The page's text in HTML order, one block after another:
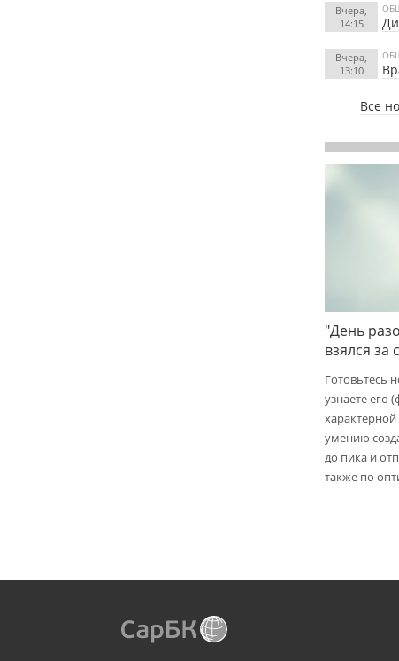
Вчера,
14:15
Вчера,
13:10
Все
"День
взялся за
Готовьтесь
узнаете его
умению
до пика и
также по